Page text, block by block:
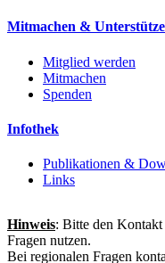
Mitmachen &
Mitglied werden
Mitmachen
Spenden
Infothek
Publikationen &
Links
Hinweis: Bitte den
Fragen nutzen.
Bei regionalen Fragen